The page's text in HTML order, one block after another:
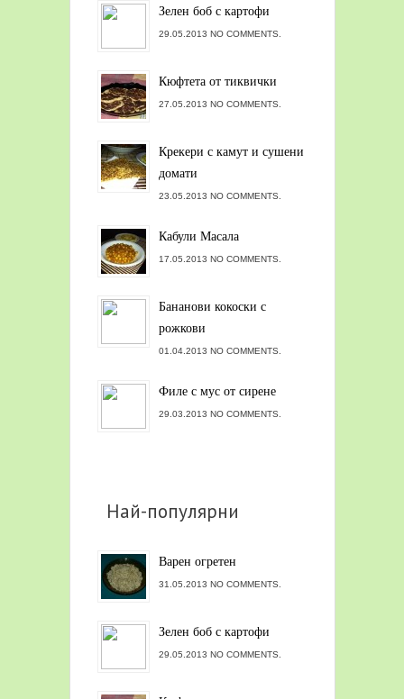
Зелен боб с картофи
29.05.2013 NO COMMENTS.
Кюфтета от тиквички
27.05.2013 NO COMMENTS.
Крекери с камут и сушени
домати
23.05.2013 NO COMMENTS.
Кабули Масала
17.05.2013 NO COMMENTS.
Бананови кокоски с
рожкови
01.04.2013 NO COMMENTS.
Филе с мус от сирене
29.03.2013 NO COMMENTS.
Най-популярни
Варен огретен
31.05.2013 NO COMMENTS.
Зелен боб с картофи
29.05.2013 NO COMMENTS.